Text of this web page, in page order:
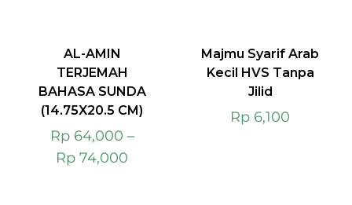
AL-AMIN
TERJEMAH
BAHASA SUNDA
(14.75X20.5 CM)
Rp64,000 –
Rp 74,000
Majmu Syarif Arab
Kecil HVS Tanpa
Jilid
Rp 6,100